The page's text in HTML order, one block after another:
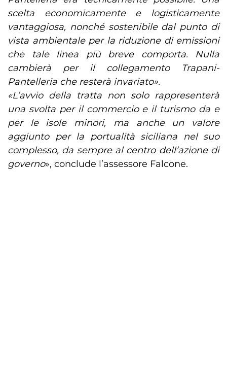
scelta economicamente e logisticamente
vantaggiosa, nonché sostenibile dal punto di
vista ambientale per la riduzione di emissioni
che tale linea più breve comporta. Nulla
cambierà per il collegamento Trapani-
Pantelleria che resterà invariato».
«L’avvio della tratta non solo rappresenterà
una svolta per il commercio e il turismo da e
per le isole minori, ma anche un valore
aggiunto per la portualità siciliana nel suo
complesso, da sempre al centro dell’azione di
governo», conclude l’assessore Falcone.